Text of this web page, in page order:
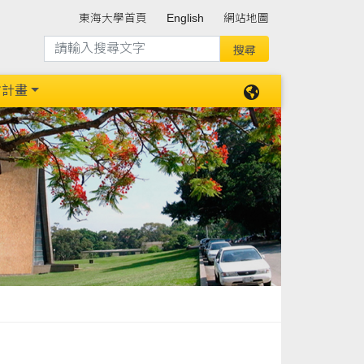
東海大學首頁 English 網站地圖
畫